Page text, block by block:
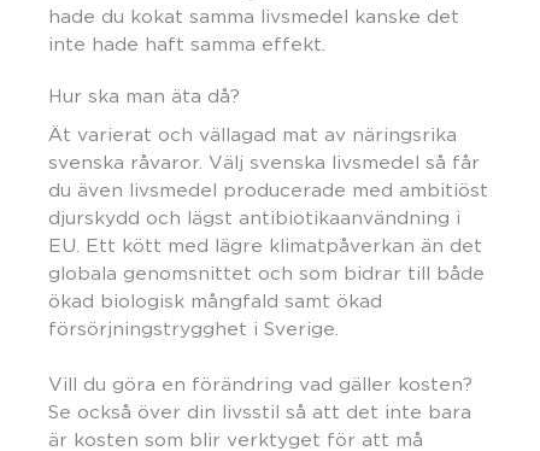
hade du kokat samma livsmedel kanske det
inte hade haft samma effekt.
Hur ska man äta då?
Ät varierat och vällagad mat av näringsrika
svenska råvaror. Välj svenska livsmedel så får
du även livsmedel producerade med ambitiöst
djurskydd och lägst antibiotikaanvändning i
EU. Ett kött med lägre klimatpåverkan än det
globala genomsnittet och som bidrar till både
ökad biologisk mångfald samt ökad
försörjningstrygghet i Sverige.
Vill du göra en förändring vad gäller kosten?
Se också över din livsstil så att det inte bara
är kosten som blir verktyget för att må